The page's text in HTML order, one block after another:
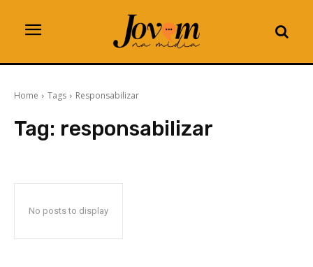
Home Tags Responsabilizar
Tag: responsabilizar
No posts to display